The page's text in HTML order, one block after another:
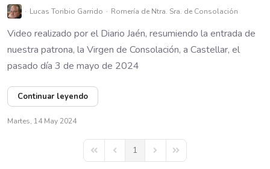
Lucas Toribio Garrido Romería de Ntra. Sra. de Consolación
Video realizado por el Diario Jaén, resumiendo la entrada de
nuestra patrona, la Virgen de Consolación, a Castellar, el
pasado día 3 de mayo de 2024
Continuar leyendo
Martes, 14 May 2024
First PagePrevious Page
1 Next PageLast Page